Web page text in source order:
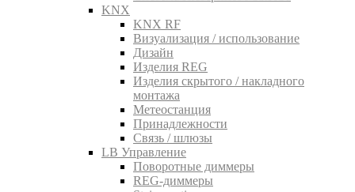
KNX
KNX RF
Визуализация / использование
Дизайн
Изделия REG
Изделия скрытого / накладного
монтажа
Метеостанция
Принадлежности
Связь / шлюзы
LB Управление
Поворотные диммеры
REG-диммеры